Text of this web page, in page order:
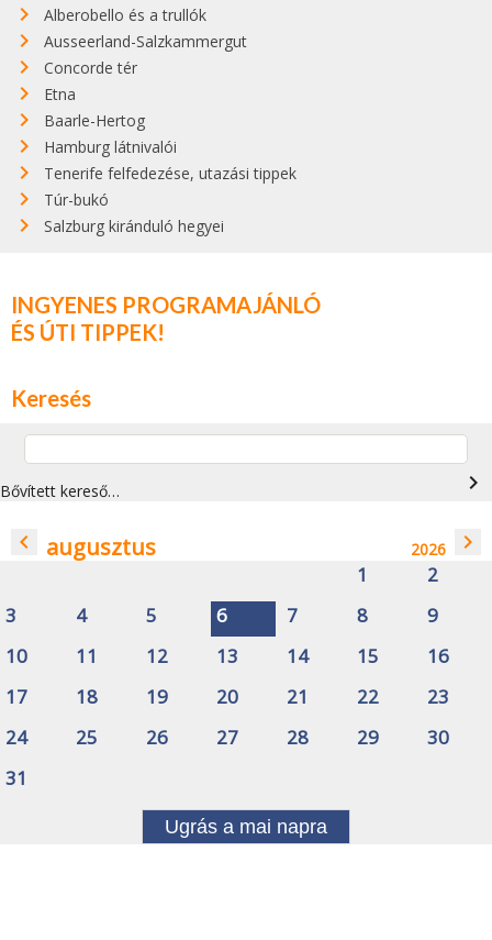
Alberobello és a trullók
Ausseerland-Salzkammergut
Concorde tér
Etna
Baarle-Hertog
Hamburg látnivalói
Tenerife felfedezése, utazási tippek
Túr-bukó
Salzburg kiránduló hegyei
INGYENES PROGRAMAJÁNLÓ
ÉS ÚTI TIPPEK!
Keresés
Bővített kereső… navigate_next
navigate_before augusztus 2026 navigate_next
1
2
3
4 5 6 7 8
9
10
11 12 13 14 15
16
17
18 19 20 21 22
23
24
25 26 27 28 29
30
31
Ugrás a mai napra